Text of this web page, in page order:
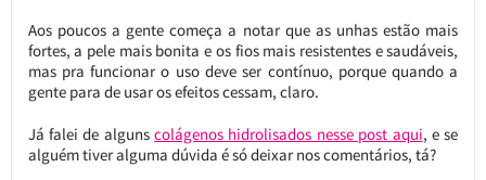
Aos poucos a gente começa a notar que as unhas estão mais
fortes, a pele mais bonita e os fios mais resistentes e saudáveis,
mas pra funcionar o uso deve ser contínuo, porque quando a
gente para de usar os efeitos cessam, claro.
Já falei de algunscolágenos hidrolisados nesse post aqui, e se
alguém tiver alguma dúvida é só deixar nos comentários, tá?